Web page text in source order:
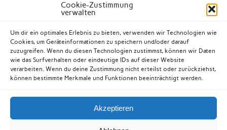
Cookie-Zustimmung
verwalten
Um dir ein optimales Erlebnis zu bieten, verwenden wir Technologien wie
Cookies, um Geräteinformationen zu speichern und/oder darauf
zuzugreifen. Wenn du diesen Technologien zustimmst, können wir Daten
wie das Surfverhalten oder eindeutige IDs auf dieser Website
verarbeiten. Wenn du deine Zustimmung nicht erteilst oder zurückziehst,
können bestimmte Merkmale und Funktionen beeinträchtigt werden.
Akzeptieren
Datenschutzerklärung